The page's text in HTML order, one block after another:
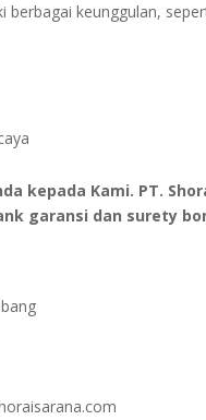
berbagai keunggulan,
kepada Kami. PT.
garansi dan surety